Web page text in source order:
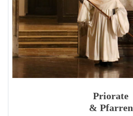
Priorate
& Pfarren